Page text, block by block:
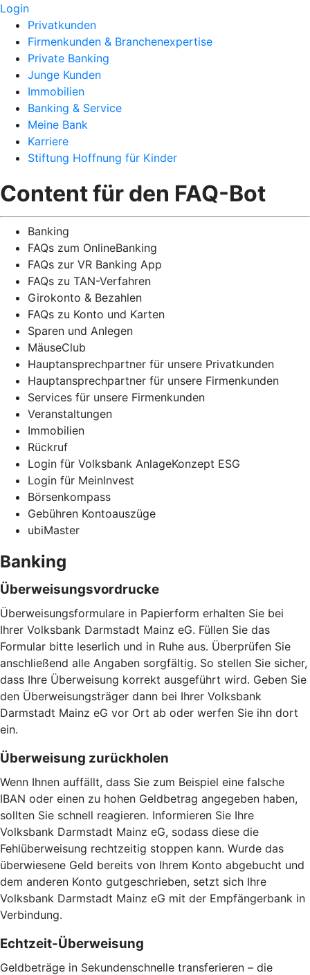
Login
Privatkunden
Firmenkunden & Branchenexpertise
Private Banking
Junge Kunden
Immobilien
Banking & Service
Meine Bank
Karriere
Stiftung Hoffnung für Kinder
Content für den FAQ-Bot
Banking
FAQs zum OnlineBanking
FAQs zur VR Banking App
FAQs zu TAN-Verfahren
Girokonto & Bezahlen
FAQs zu Konto und Karten
Sparen und Anlegen
MäuseClub
Hauptansprechpartner für unsere Privatkunden
Hauptansprechpartner für unsere Firmenkunden
Services für unsere Firmenkunden
Veranstaltungen
Immobilien
Rückruf
Login für Volksbank AnlageKonzept ESG
Login für MeinInvest
Börsenkompass
Gebühren Kontoauszüge
ubiMaster
Banking
Überweisungsvordrucke
Überweisungsformulare in Papierform erhalten Sie bei
Ihrer Volksbank Darmstadt Mainz eG. Füllen Sie das
Formular bitte leserlich und in Ruhe aus. Überprüfen Sie
anschließend alle Angaben sorgfältig. So stellen Sie sicher,
dass Ihre Überweisung korrekt ausgeführt wird. Geben Sie
den Überweisungsträger dann bei Ihrer Volksbank
Darmstadt Mainz eG vor Ort ab oder werfen Sie ihn dort
ein.
Überweisung zurückholen
Wenn Ihnen auffällt, dass Sie zum Beispiel eine falsche
IBAN oder einen zu hohen Geldbetrag angegeben haben,
sollten Sie schnell reagieren. Informieren Sie Ihre
Volksbank Darmstadt Mainz eG, sodass diese die
Fehlüberweisung rechtzeitig stoppen kann. Wurde das
überwiesene Geld bereits von Ihrem Konto abgebucht und
dem anderen Konto gutgeschrieben, setzt sich Ihre
Volksbank Darmstadt Mainz eG mit der Empfängerbank in
Verbindung.
Echtzeit-Überweisung
Geldbeträge in Sekundenschnelle transferieren – die